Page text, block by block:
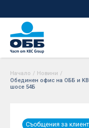
Начало / Новини /
Обединен офис на ОББ и
шосе 54Б
Съобщения за